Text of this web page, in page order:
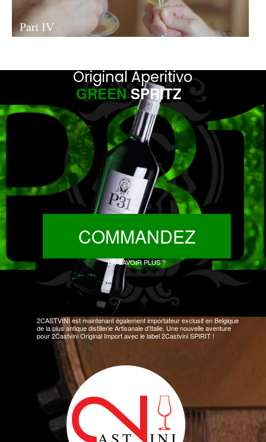
Original Aperitivo
GREENSPRITZ
COMMANDEZ
EN SAVOIR PLUS ?
2CASTVINI est maintenant également importateur exclusif en Belgique
de la plus antique distillerie Artisanale d'Italie. Une nouvelle aventure
pour 2Castvini Original Import avec le label 2Castvini SPIRIT !